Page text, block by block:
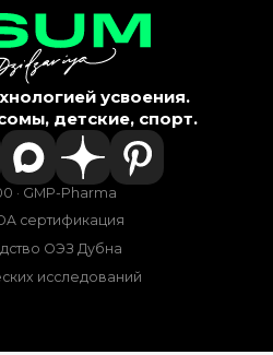
усвоения.
детские, спорт.
· GMP-Pharma
сертификация
ОЭЗ Дубна
исследований